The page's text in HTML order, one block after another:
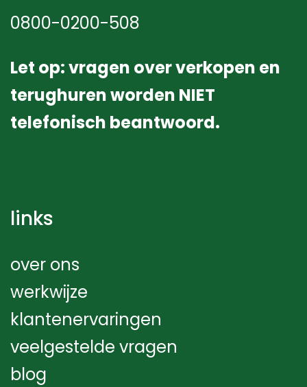
0800-0200-508
Let op: vragen over verkopen en
terughuren worden NIET
telefonisch beantwoord.
links
over ons
werkwijze
klantenervaringen
veelgestelde vragen
blog